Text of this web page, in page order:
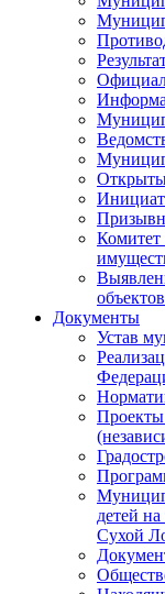
Документы
Устав
детей
Сухой